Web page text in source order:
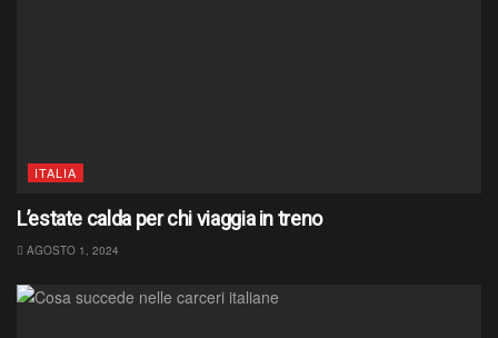
ITALIA
L’estate calda per chi viaggia in treno
AGOSTO 1, 2024